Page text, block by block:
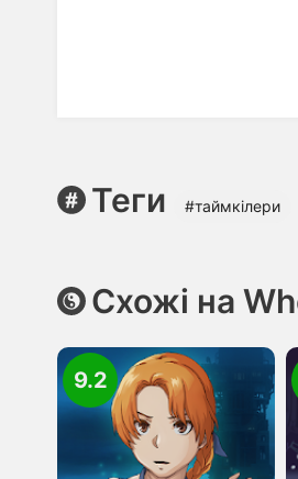
Теги #таймкілери
Схожі на
9.2